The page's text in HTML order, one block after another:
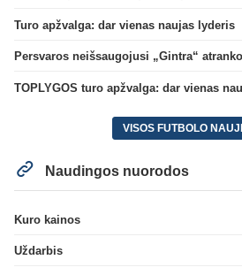
Turo apžvalga: dar vienas naujas lyderis
TOPLYGOS turo apžvalga: dar vienas
VISOS FUTBOLO
Naudingos nuorodos
Kuro kainos
Uždarbis